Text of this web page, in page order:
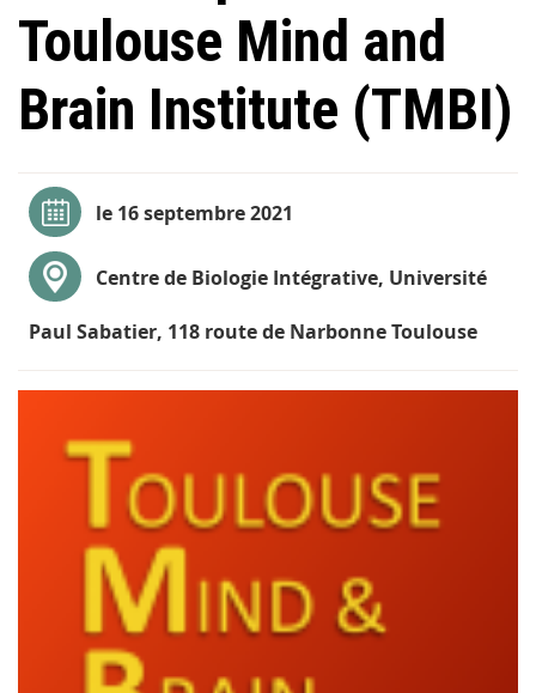
Toulouse Mind and
Brain Institute (TMBI)
le 16 septembre 2021
Centre de Biologie Intégrative, Université
Paul Sabatier, 118 route de Narbonne Toulouse